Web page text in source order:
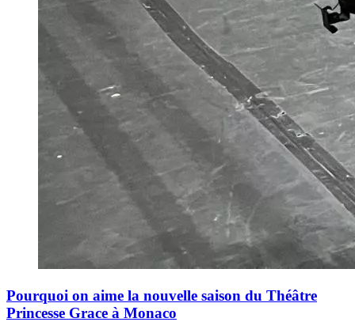
Pourquoi on aime la nouvelle saison du Théâtre
Princesse Grace à Monaco